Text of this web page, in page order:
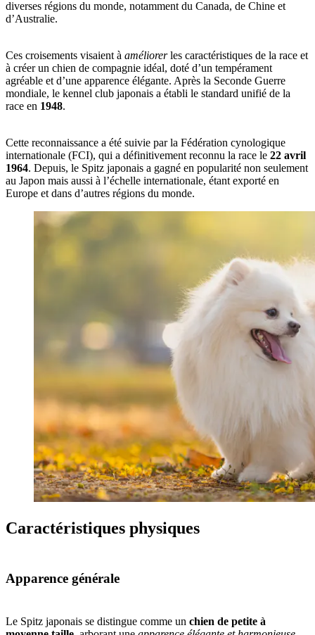
diverses régions du monde, notamment du Canada, de Chine et
d’Australie.
Ces croisements visaient à améliorerles caractéristiques de la race et
à créer un chien de compagnie idéal, doté d’un tempérament
agréable et d’une apparence élégante. Après la Seconde Guerre
mondiale, le kennel club japonais a établi le standard unifié de la
race en 1948.
Cette reconnaissance a été suivie par la Fédération cynologique
internationale (FCI), qui a définitivement reconnu la race le 22 avril
1964. Depuis, le Spitz japonais a gagné en popularité non seulement
au Japon mais aussi à l’échelle internationale, étant exporté en
Europe et dans d’autres régions du monde.
Caractéristiques physiques
Apparence générale
Le Spitz japonais se distingue comme un chien de petite à